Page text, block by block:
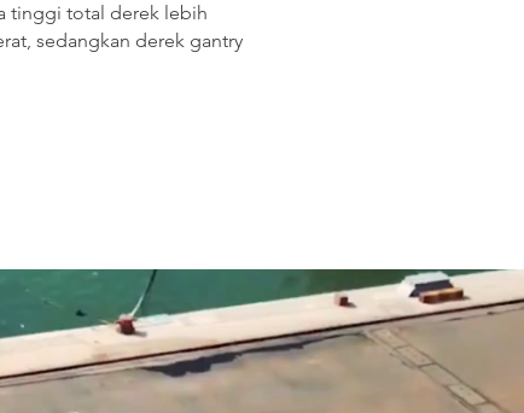
tinggi total derek lebih
sedangkan derek gantry